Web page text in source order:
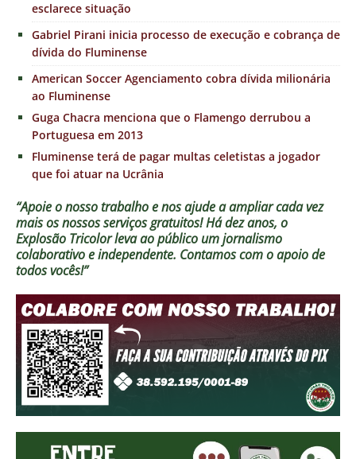
esclarece situação
Gabriel Pirani inicia processo de execução e cobrança de
dívida do Fluminense
American Soccer Agenciamento cobra dívida milionária
ao Fluminense
Guga Chacra menciona que o Flamengo derrubou a
Portuguesa em 2013
Fluminense terá de pagar multas celetistas a jogador
que foi atuar na Ucrânia
“Apoie o nosso trabalho e nos ajude a ampliar cada vez
mais os nossos serviços gratuitos!Há dez anos, o
Explosão Tricolor leva ao público um jornalismo
colaborativo e independente. Contamos com o apoio de
todos vocês!”